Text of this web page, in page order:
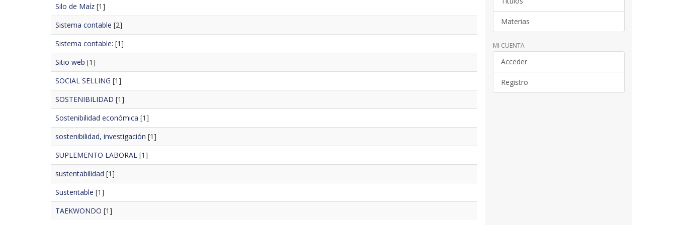
Silo de Maíz [1]
Sistema contable [2]
Sistema contable: [1]
Sitio web [1]
SOCIAL SELLING [1]
SOSTENIBILIDAD [1]
Sostenibilidad económica [1]
sostenibilidad, investigación [1]
SUPLEMENTO LABORAL [1]
sustentabilidad [1]
Sustentable [1]
TAEKWONDO [1]
Materias
MI CUENTA
Acceder
Registro